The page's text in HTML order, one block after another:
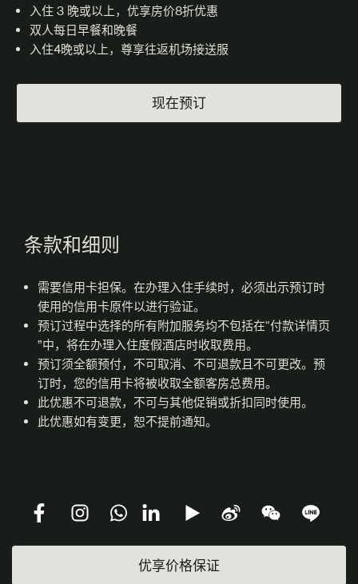
入住 3 晚或以上，优享房价8折优惠
双人每日早餐和晚餐
入住4晚或以上，尊享往返机场接送服
现在预订
条款和细则
需要信用卡担保。在办理入住手续时，必须出示预订时
使用的信用卡原件以进行验证。
预订过程中选择的所有附加服务均不包括在“付款详情页
”中，将在办理入住度假酒店时收取费用。
预订须全额预付，不可取消、不可退款且不可更改。预
订时，您的信用卡将被收取全额客房总费用。
此优惠不可退款，不可与其他促销或折扣同时使用。
此优惠如有变更，恕不提前通知。
优享价格保证